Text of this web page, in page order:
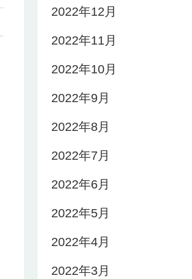
2022年12月
2022年11月
2022年10月
2022年9月
2022年8月
2022年7月
2022年6月
2022年5月
2022年4月
2022年3月